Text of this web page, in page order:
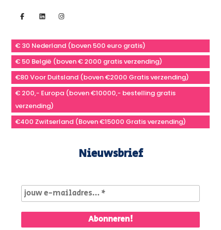
€ 30 Nederland (boven 500 euro gratis)
€ 50 België (boven € 2000 gratis verzending)
€80 Voor Duitsland (boven €2000 Gratis verzending)
€ 200,- Europa (boven €10000,- bestelling gratis
verzending)
€400 Zwitserland (Boven €15000 Gratis verzending)
Nieuwsbrief